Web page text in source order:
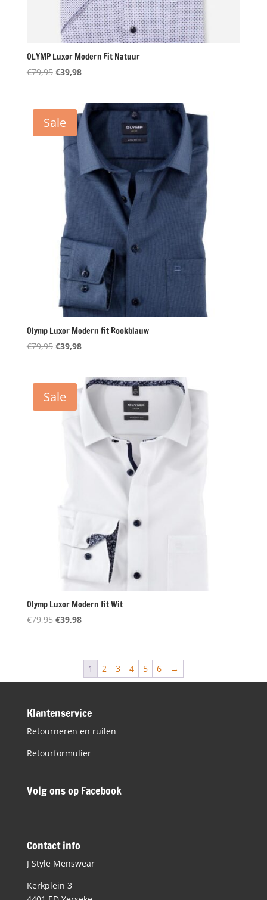
OLYMP Luxor Modern Fit Natuur
€79,95 Oorspronkelijke
€79,95.
€39,98Huidige
€39,98.
Sale
Olymp Luxor Modern fit Rookblauw
€79,95 Oorspronkelijke
€79,95.
€39,98Huidige
€39,98.
Sale
Olymp Luxor Modern fit Wit
€79,95 Oorspronkelijke
€39,98Huidige
€39,98.
1 2 3 4 5 6 →
Klantenservice
Retourneren en ruilen
Retourformulier
Volg ons op Facebook
Contact info
J Style Menswear
Kerkplein 3